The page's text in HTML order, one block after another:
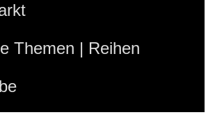
Themen | Reihen